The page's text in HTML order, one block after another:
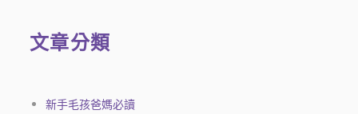
文章分類
新手毛孩爸媽必讀